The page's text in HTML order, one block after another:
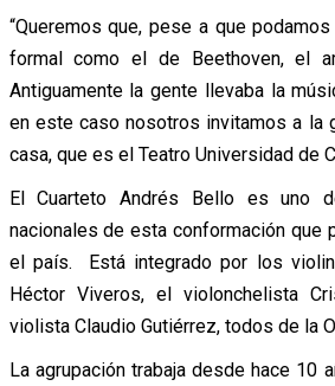
“Queremos que, pese a que
formal como el de Beethoven, el
Antiguamente la gente llevaba la
en este caso nosotros invitamos a la
casa, que es el Teatro Universidad de
El Cuarteto Andrés Bello es uno
nacionales de esta conformación que
el país. Está integrado por los
Héctor Viveros, el violonchelista
violista Claudio Gutiérrez, todos de la
La agrupación trabaja desde hace 10